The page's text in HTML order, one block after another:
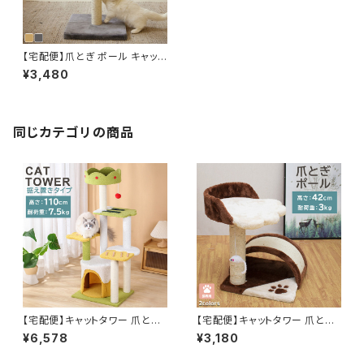
【宅配便】爪とぎ ポール キャット
タワー 8点セット 猫 据え置き ス
リム／pets207
¥3,480
同じカテゴリの商品
【宅配便】キャットタワー 爪とぎ
ポール おもちゃ ベッド 屋根 家
キャットツリー ／pets234a1
¥6,578
【宅配便】キャットタワー 爪とぎ
ポール ベッド付 猫 ペット／pet
s069
¥3,180